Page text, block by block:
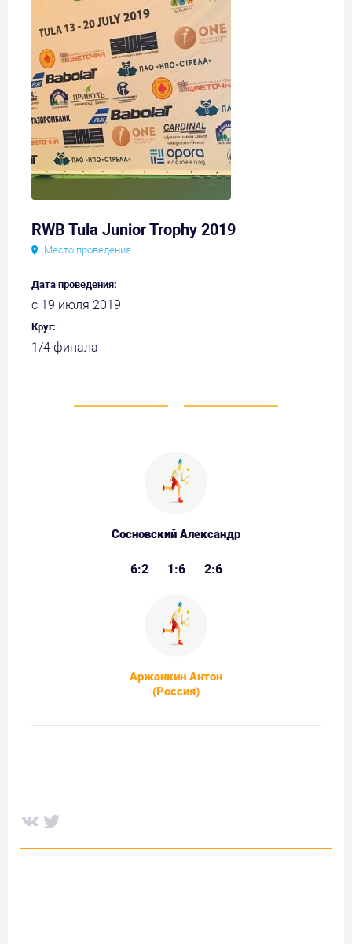
RWB Tula Junior Trophy 2019
Место проведения
Дата проведения:
с 19 июля 2019
Круг:
1/4 финала
Сосновский Александр
6:2 1:6 2:6
Аржанкин Антон
(Россия)